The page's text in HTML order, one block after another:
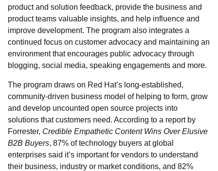
product and solution feedback, provide the business and
product teams valuable insights, and help influence and
improve development. The program also integrates a
continued focus on customer advocacy and maintaining an
environment that encourages public advocacy through
blogging, social media, speaking engagements and more.
The program draws on Red Hat’s long-established,
community-driven business model of helping to form, grow
and develop uncounted open source projects into
solutions that customers need. According to a report by
Forrester, Credible Empathetic Content Wins Over Elusive
B2B Buyers, 87% of technology buyers at global
enterprises said it’s important for vendors to understand
their business, industry or market conditions, and 82%